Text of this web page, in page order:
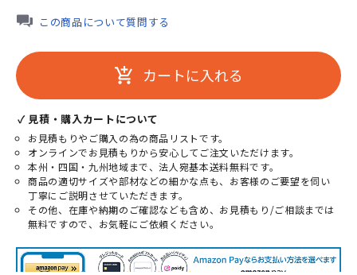
この商品について質問する
add_shopping_cart カートに入れる
✓ 見積・購入カートについて
お見積もりやご購入の為の商品リストです。
オンラインでお見積もりから安心してご注文いただけます。
本州・四国・九州地域まで、法人宛基本送料無料です。
商品の適切サイズや部材などの細かな点も、お客様のご要望を伺い
丁寧にご説明させていただきます。
その他、在庫や納期のご確認なども含め、お見積もり/ご相談までは
無料ですので、お気軽にご依頼ください。